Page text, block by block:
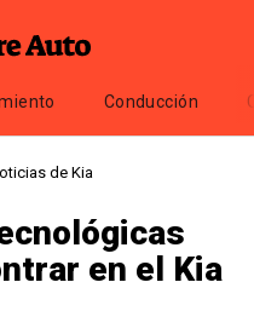
Conducción
de Kia
en el Kia